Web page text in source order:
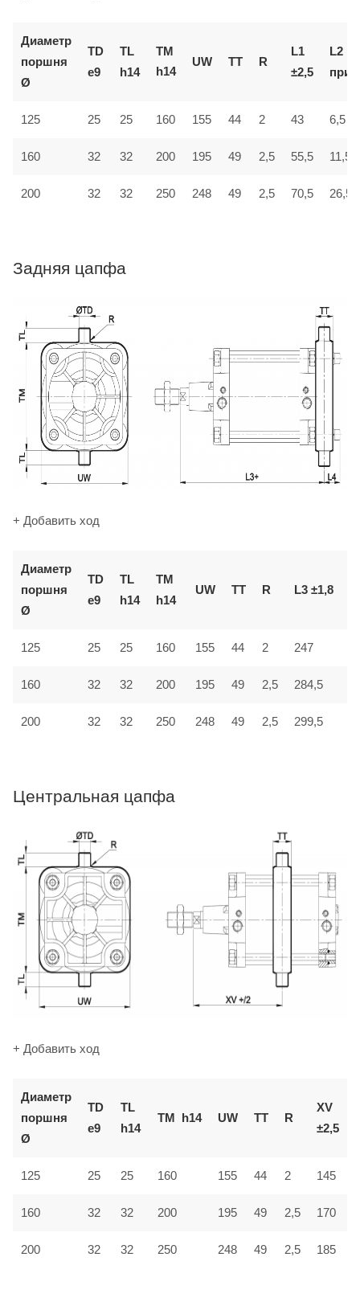
Диаметр
поршня
Ø
TD
e9
TL
h14
TM
h14
UW TT R
L1
±2,5
L2
125 25 25 160 155 44 2 43 6,5
160 32 32 200 195 49 2,5 55,5 11,5
200 32 32 250 248 49 2,5 70,5 26,5
Задняя цапфа
+ Добавить ход
Диаметр
поршня
Ø
TD
e9
TL
h14
TM
h14
UW TT R L3 ±1,8
125 25 25 160 155 44 2 247
160 32 32 200 195 49 2,5 284,5
200 32 32 250 248 49 2,5 299,5
Центральная цапфа
+ Добавить ход
Диаметр
поршня
Ø
TD
e9
TL
h14
TM h14 UW TT R
XV
±2,5
125 25 25 160 155 44 2 145
160 32 32 200 195 49 2,5 170
200 32 32 250 248 49 2,5 185